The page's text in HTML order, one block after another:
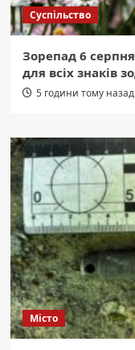
Суспільство
Зорепад 6
для всіх знаків
5 години тому назад
Місто